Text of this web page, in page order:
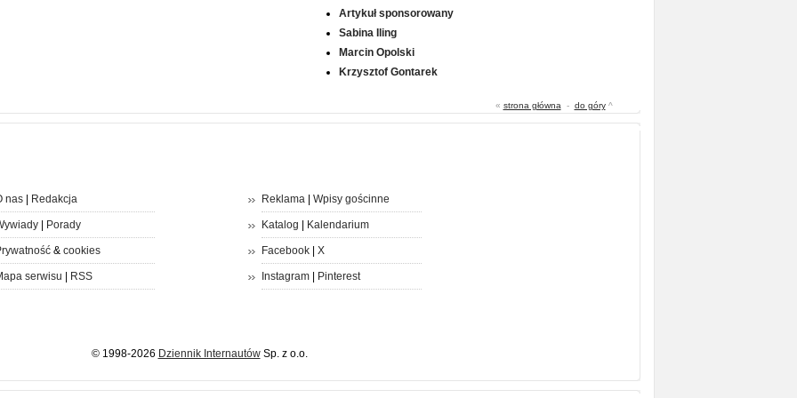
Artykuł sponsorowany
Sabina Iling
Marcin Opolski
Krzysztof Gontarek
« strona główna - do góry^
nas| Redakcja
| Porady
& cookies
serwisu RSS
Reklama| Wpisy gościnne
Katalog Kalendarium
Facebook| X
Instagram| Pinterest
© 1998-2026 Dziennik InternautówSp. z o.o.